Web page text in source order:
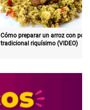
Cómo preparar un arroz con pollo
tradicional riquísimo (VIDEO)